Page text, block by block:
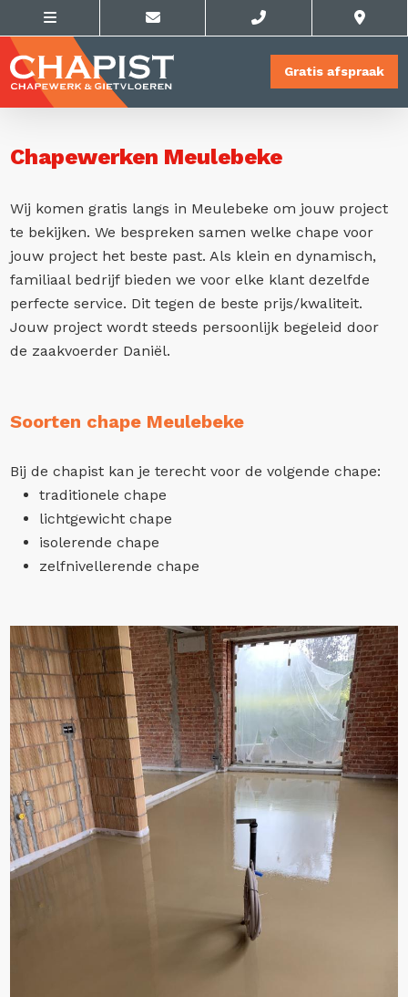
Gratis afspraak
Chapewerken Meulebeke
Wij komen gratis langs in Meulebeke om jouw project
te bekijken. We bespreken samen welke chape voor
jouw project het beste past. Als klein en dynamisch,
familiaal bedrijf bieden we voor elke klant dezelfde
perfecte service. Dit tegen de beste prijs/kwaliteit.
Jouw project wordt steeds persoonlijk begeleid door
de zaakvoerder Daniël.
Soorten chape Meulebeke
Bij de chapist kan je terecht voor de volgende chape:
traditionele chape
lichtgewicht chape
isolerende chape
zelfnivellerende chape